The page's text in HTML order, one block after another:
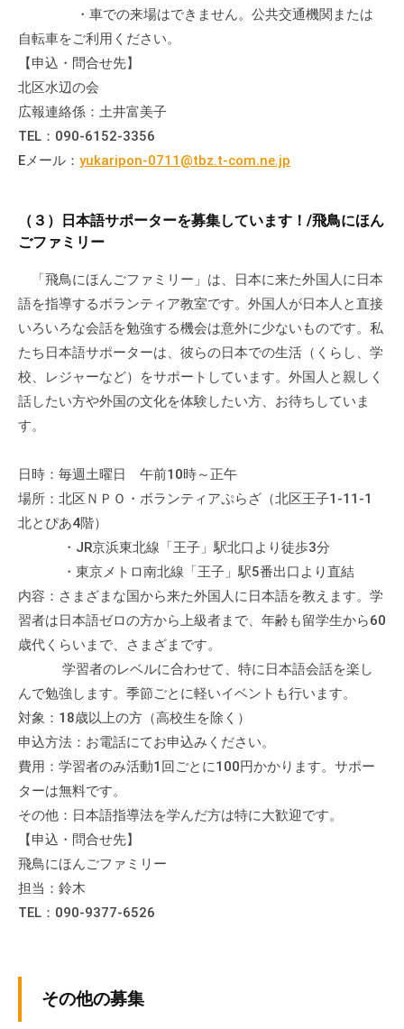
ど
の
事
こ
っ
て
す
。
場
所
は
あ
1
1
す
。
・車での来場はできません。公共交通機関または
自転車をご利用ください。
【申込・問合せ先】
北区水辺の会
広報連絡係：土井富美子
TEL：090-6152-3356
Eメール： yukaripon-0711@tbz.t-com.ne.jp
（３）日本語サポーターを募集しています！/飛鳥にほん
ごファミリー
「飛鳥にほんごファミリー」は、日本に来た外国人に日本
語を指導するボランティア教室です。外国人が日本人と直接
いろいろな会話を勉強する機会は意外に少ないものです。私
たち日本語サポーターは、彼らの日本での生活（くらし、学
校、レジャーなど）をサポートしています。外国人と親しく
話したい方や外国の文化を体験したい方、お待ちしていま
す。
日時：毎週土曜日 午前10時～正午
場所：北区ＮＰＯ・ボランティアぷらざ（北区王子1-11-1
北とぴあ4階）
・JR京浜東北線「王子」駅北口より徒歩3分
・東京メトロ南北線「王子」駅5番出口より直結
内容：さまざまな国から来た外国人に日本語を教えます。学
習者は日本語ゼロの方から上級者まで、年齢も留学生から60
歳代くらいまで、さまざまです。
学習者のレベルに合わせて、特に日本語会話を楽し
んで勉強します。季節ごとに軽いイベントも行います。
対象：18歳以上の方（高校生を除く）
申込方法：お電話にてお申込みください。
費用：学習者のみ活動1回ごとに100円かかります。サポー
ターは無料です。
その他：日本語指導法を学んだ方は特に大歓迎です。
【申込・問合せ先】
飛鳥にほんごファミリー
担当：鈴木
TEL：090-9377-6526
その他の募集